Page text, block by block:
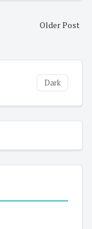
Older Post
Dark